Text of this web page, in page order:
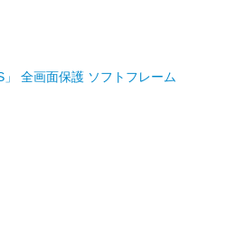
全画面保護 ソフトフレーム